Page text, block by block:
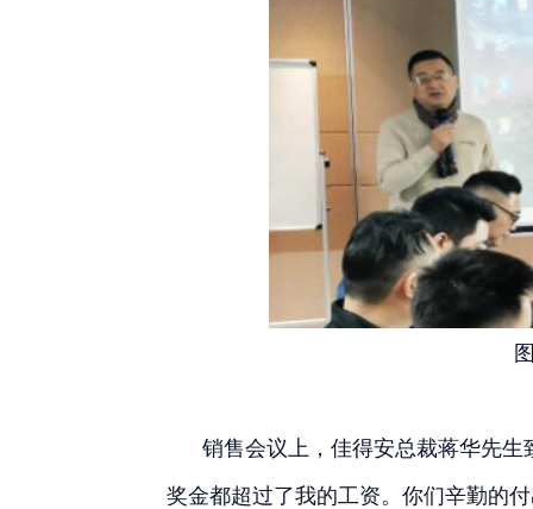
销售会议上，佳得安总裁蒋华先生
奖金都超过了我的工资。你们辛勤的